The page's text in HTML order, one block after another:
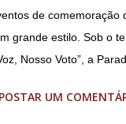
de comemoração
grande estilo. Sob o
Nosso Voto”, a
foi na Praça da
POSTAR UM